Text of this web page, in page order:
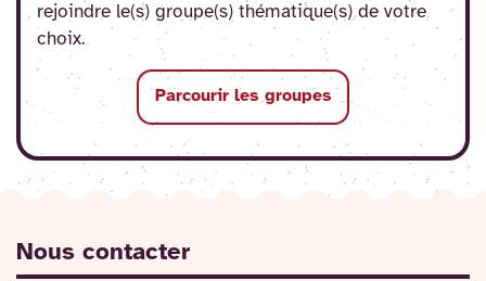
rejoindre le(s) groupe(s) thématique(s) de votre
choix.
Parcourir les groupes
Nous contacter